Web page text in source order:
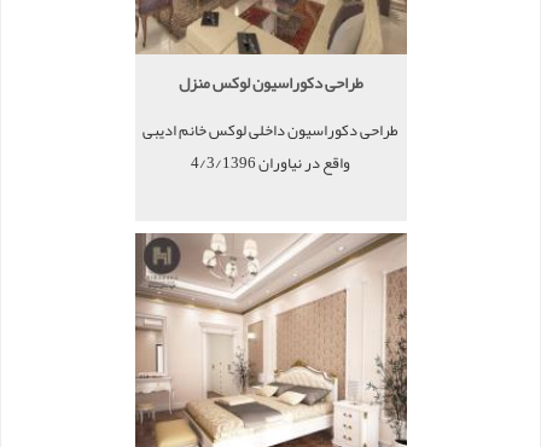
طراحی دکوراسیون لوکس منزل
طراحی دکوراسیون داخلی لوکس خانم ادیبی
واقع در نیاوران 4/3/1396